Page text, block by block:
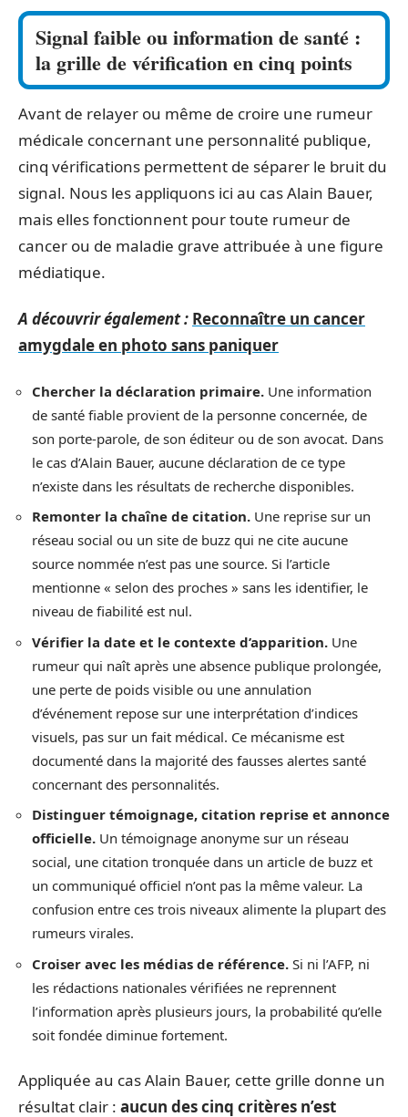
Signal faible ou information de santé :
la grille de vérification en cinq points
Avant de relayer ou même de croire une rumeur
médicale concernant une personnalité publique,
cinq vérifications permettent de séparer le bruit du
signal. Nous les appliquons ici au cas Alain Bauer,
mais elles fonctionnent pour toute rumeur de
cancer ou de maladie grave attribuée à une figure
médiatique.
A découvrir également : Reconnaître un cancer
amygdale en photo sans paniquer
Chercher la déclaration primaire. Une information
de santé fiable provient de la personne concernée, de
son porte-parole, de son éditeur ou de son avocat. Dans
le cas d’Alain Bauer, aucune déclaration de ce type
n’existe dans les résultats de recherche disponibles.
Remonter la chaîne de citation. Une reprise sur un
réseau social ou un site de buzz qui ne cite aucune
source nommée n’est pas une source. Si l’article
mentionne « selon des proches » sans les identifier, le
niveau de fiabilité est nul.
Vérifier la date et le contexte d’apparition. Une
rumeur qui naît après une absence publique prolongée,
une perte de poids visible ou une annulation
d’événement repose sur une interprétation d’indices
visuels, pas sur un fait médical. Ce mécanisme est
documenté dans la majorité des fausses alertes santé
concernant des personnalités.
Distinguer témoignage, citation reprise et annonce
officielle. Un témoignage anonyme sur un réseau
social, une citation tronquée dans un article de buzz et
un communiqué officiel n’ont pas la même valeur. La
confusion entre ces trois niveaux alimente la plupart des
rumeurs virales.
Croiser avec les médias de référence. Si ni l’AFP, ni
les rédactions nationales vérifiées ne reprennent
l’information après plusieurs jours, la probabilité qu’elle
soit fondée diminue fortement.
Appliquée au cas Alain Bauer, cette grille donne un
résultat clair : aucun des cinq critères n’est